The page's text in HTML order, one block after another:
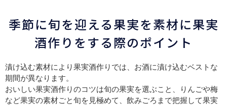
季節に旬を迎える果実を素材に果実
酒作りをする際のポイント
漬け込む素材により果実酒作りでは、お酒に漬け込むベストな
期間が異なります。
おいしい果実酒作りのコツは旬の果実を選ぶこと、りんごや梅
など果実の素材ごと旬を見極めて、飲みごろまで把握して果実